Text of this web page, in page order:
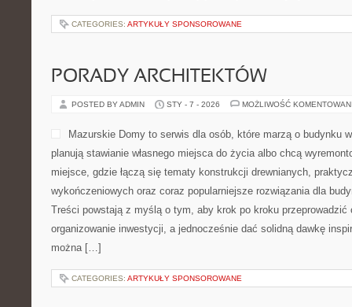
CATEGORIES: ARTYKUŁY SPONSOROWANE
PORADY ARCHITEKTÓW
POSTED BY ADMIN STY - 7 - 2026 MOŻLIWOŚĆ
Mazurskie Domy to serwis dla osób, które marzą o budynku
planują stawianie własnego miejsca do życia albo chcą
miejsce, gdzie łączą się tematy konstrukcji drewnianych,
wykończeniowych oraz coraz popularniejsze rozwiązania dla
Treści powstają z myślą o tym, aby krok po kroku przeprowadzić
organizowanie inwestycji, a jednocześnie dać solidną dawkę
można […]
CATEGORIES: ARTYKUŁY SPONSOROWANE